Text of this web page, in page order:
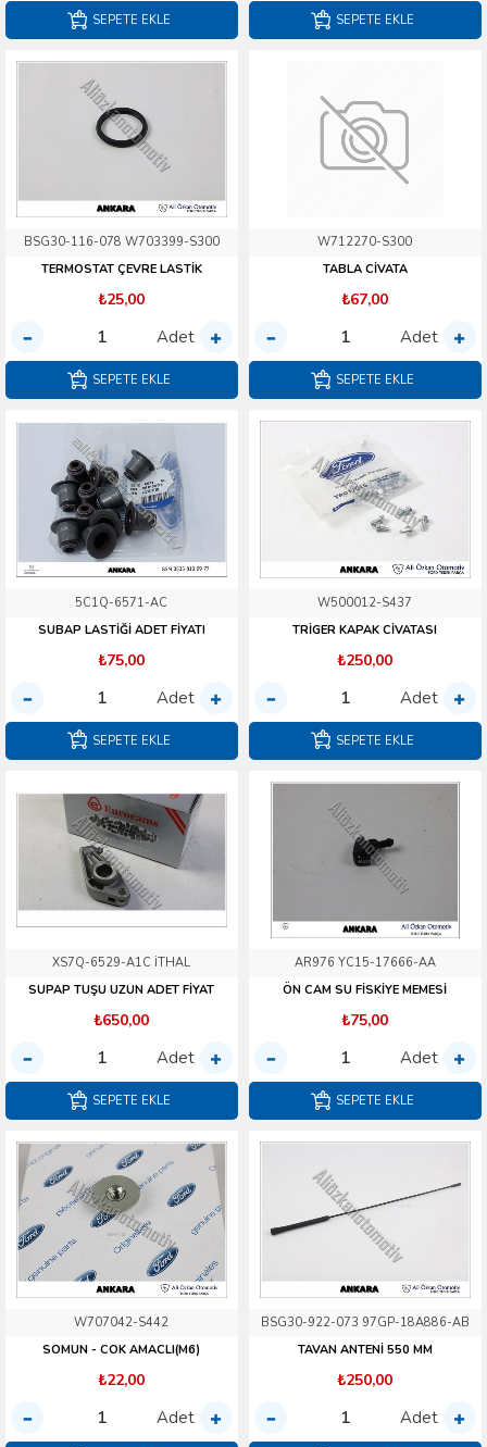
SEPETE EKLE SEPETE EKLE
BSG30-116-078 W703399-S300
TERMOSTAT ÇEVRE LASTİK
₺25,00
Adet
SEPETE EKLE
W712270-S300
TABLA CİVATA
₺67,00
Adet
SEPETE EKLE
5C1Q-6571-AC
SUBAP LASTİĞİ ADET FİYATI
₺75,00
Adet
SEPETE EKLE
W500012-S437
TRİGER KAPAK CİVATASI
₺250,00
Adet
SEPETE EKLE
XS7Q-6529-A1C İTHAL
SUPAP TUŞU UZUN ADET FİYAT
₺650,00
Adet
SEPETE EKLE
AR976 YC15-17666-AA
ÖN CAM SU FİSKİYE MEMESİ
₺75,00
Adet
SEPETE EKLE
W707042-S442
SOMUN - COK AMACLI(M6)
₺22,00
Adet
BSG30-922-073 97GP-18A886-AB
TAVAN ANTENİ 550 MM
₺250,00
Adet